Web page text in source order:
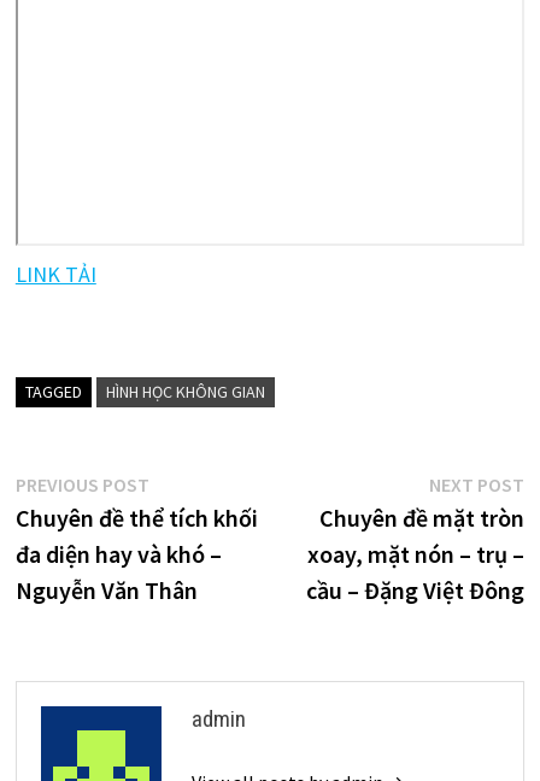
LINK TẢI
TAGGED HÌNH HỌC KHÔNG GIAN
Điều
hướng
bài
PREVIOUS POSTPrevious
post:
Chuyên đề thể tích khối
đa diện hay và khó –
Nguyễn Văn Thân
NEXT POST
Chuyên đề mặt tròn
xoay, mặt nón – trụ –
cầu – Đặng Việt Đông
admin